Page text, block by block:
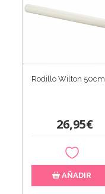
Rodillo Wilton 50cm
26,95€
AÑADIR